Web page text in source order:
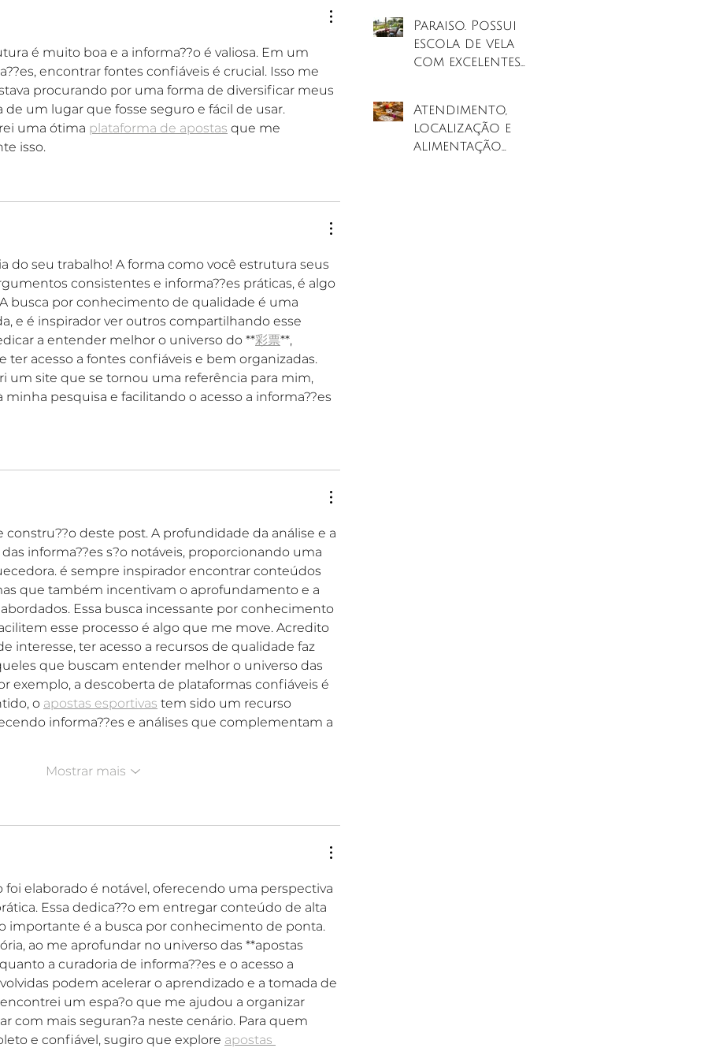
é muito boa e a informa??o é valiosa. Em um
encontrar fontes confiáveis é crucial. Isso me
procurando por uma forma de diversificar meus
de um lugar que fosse seguro e fácil de usar.
uma ótima plataforma de apostas que me
isso.
do seu trabalho! A forma como você estrutura seus
consistentes e informa??es práticas, é algo
busca por conhecimento de qualidade é uma
e é inspirador ver outros compartilhando esse
a entender melhor o universo do **彩票**,
ter acesso a fontes confiáveis e bem organizadas.
um site que se tornou uma referência para mim,
pesquisa e facilitando o acesso a informa??es
constru??o deste post. A profundidade da análise e a
informa??es s?o notáveis, proporcionando uma
é sempre inspirador encontrar conteúdos
que também incentivam o aprofundamento e a
Essa busca incessante por conhecimento
esse processo é algo que me move. Acredito
interesse, ter acesso a recursos de qualidade faz
que buscam entender melhor o universo das
exemplo, a descoberta de plataformas confiáveis é
o apostas esportivas tem sido um recurso
informa??es e análises que complementam a
Mostrar mais
elaborado é notável, oferecendo uma perspectiva
Essa dedica??o em entregar conteúdo de alta
importante é a busca por conhecimento de ponta.
ao me aprofundar no universo das **apostas
a curadoria de informa??es e o acesso a
podem acelerar o aprendizado e a tomada de
um espa?o que me ajudou a organizar
com mais seguran?a neste cenário. Para quem
e confiável, sugiro que explore apostas
Paraiso. Possui
escola de vela
com excelentes
Atendimento,
localização e
alimentação